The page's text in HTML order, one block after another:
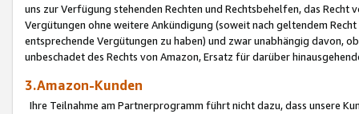
uns zur Verfügung stehenden Rechten und Rechtsbehelfen, das
Vergütungen ohne weitere Ankündigung (soweit nach geltendem
entsprechende Vergütungen zu haben) und zwar unabhängig davon,
unbeschadet des Rechts von Amazon, Ersatz für darüber
3.Amazon-Kunden
Ihre Teilnahme am Partnerprogramm führt nicht dazu, dass unsere